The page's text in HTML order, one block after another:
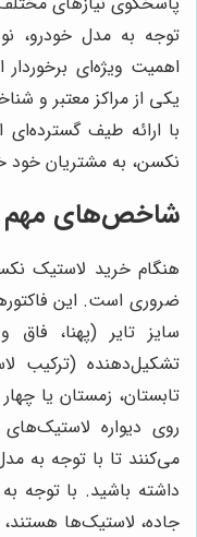
توجه به مدل خودرو،
اهمیت ویژه‌ای
یکی از مراکز معتبر و
با ارائه طیف
نکسن، به مشتریان خود
شاخص‌های مهم
هنگام خرید لاستیک
ضروری است. این
سایز تایر (پهنا،
تشکیل‌دهنده (ترکیب
تابستان، زمستان یا
روی دیواره
می‌کنند تا با توجه به
داشته باشید. با توجه
جاده، لاستیک‌ها هستند،